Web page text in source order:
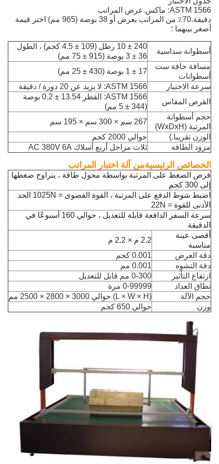
ASTM 1566: ماكس.عرض المراتب
دقيقة.70٪ من المراتب بعرض أو 38 بوصة (965 مم) اختر قيمة
أصغر بينهما ؛
أسطوانة سداسية
240 ± 10 رطل (109 ± 4.5 كجم) ، الطول
36 ± 3 بوصة (915 ± 75 مم)
مسافة حافة ست
أسطوانات
17 ± 1 بوصة (430 ± 25 مم)
سرعة الاختبار
ASTM 1566: لا يزيد عن 20 دورة / دقيقة
القرص المقاس
ASTM 1566: القطر 13.54 ± 0.2 بوصة
حجم أسطوانة
المرتبة (WxDxH)
267 سم × 300 سم × 195 سم
الوزن تقريبا.)
حوالي 2000 كجم
مزود الطاقة
ثلاث مراحل أربع أسلاك AC 380V 6A
الخصائص الرئيسيةمن آلة اختبار المراتب
فرض الضغط على المرتبة بواسطة محول طاقة ، يتراوح ضغطها
إلى 300 كجم
اضبط شوط الدفع على المرتبة ، القوة القصوى = 1025N الحد
الأدنى للقوة = 22N
سرعة السفر الدافعة قابلة للتعديل ، حوالي 160 أسبوعًا في
الدقيقة
أقصى عينة
مناسبة
2.2 م × 2.2 م
دقة العرض
0.001 كجم
دقة التشوه
0.001 مم
ارتفاع التأثير
0-300 مم قابل للتعديل
نطاق العداد
0-99999 مرة
حجم الآلة
وزن
حوالي 650 كجم